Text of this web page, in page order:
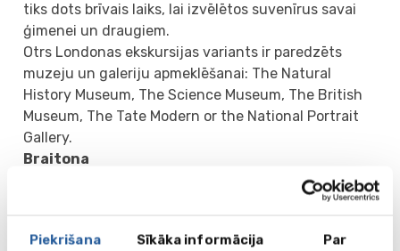
Piekrišana Sīkāka informācija Par
tiks dots brīvais laiks, lai izvēlētos suvenīrus savai
ģimenei un draugiem.
Otrs Londonas ekskursijas variants ir paredzēts
muzeju un galeriju apmeklēšanai: The Natural
History Museum, The Science Museum, The British
Museum, The Tate Modern or the National Portrait
Gallery.
Braitona
Braitona, līdzīgi kā citas angļu piejūras pilsētas,
Viena no Braitonas vizītkartēm ir „Brighton Pavilion”,